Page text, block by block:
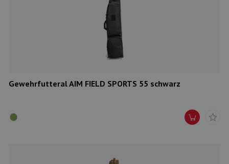
Gewehrfutteral AIM FIELD SPORTS 55 schwarz